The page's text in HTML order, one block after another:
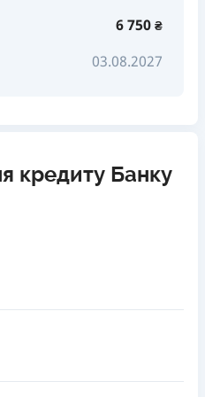
6 750 ₴
03.08.2027
кредиту Банку